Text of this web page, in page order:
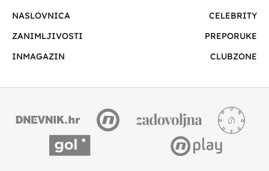
NASLOVNICA
CELEBRITY
ZANIMLJIVOSTI
PREPORUKE
INMAGAZIN
CLUBZONE